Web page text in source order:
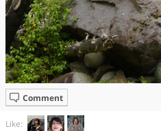
Comment
Like: